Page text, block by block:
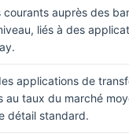
courants auprès des
liés à des
applications de
au taux du marché
détail standard.